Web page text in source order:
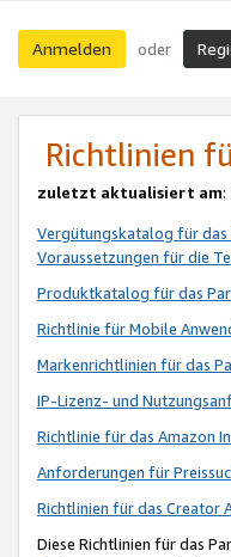
Anmelden oder
Richtlinien
zuletzt aktualisiert am:
Vergütungskatalog für
Voraussetzungen für die
Produktkatalog für das
Richtlinie für Mobile
Markenrichtlinien für das
IP-Lizenz- und
Richtlinie für das Amazon
Anforderungen für
Richtlinien für das Creator
Diese Richtlinien für das